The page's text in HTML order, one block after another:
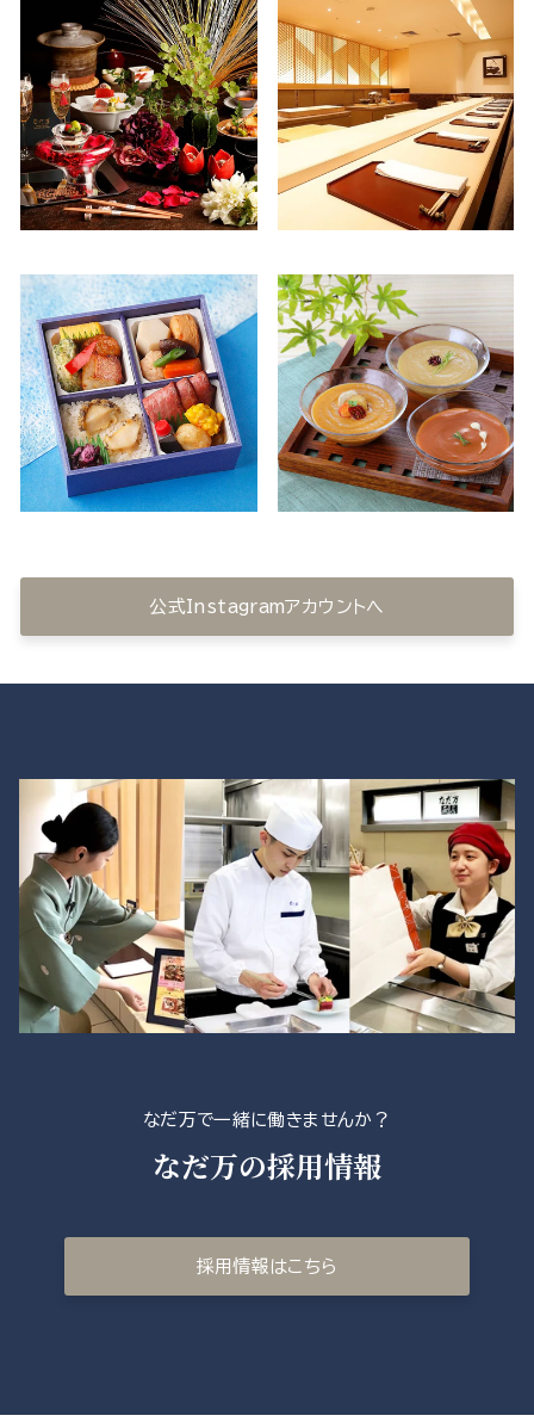
公式Instagramアカウントへ
なだ万で一緒に働きませんか？
なだ万の採用情報
採用情報はこちら